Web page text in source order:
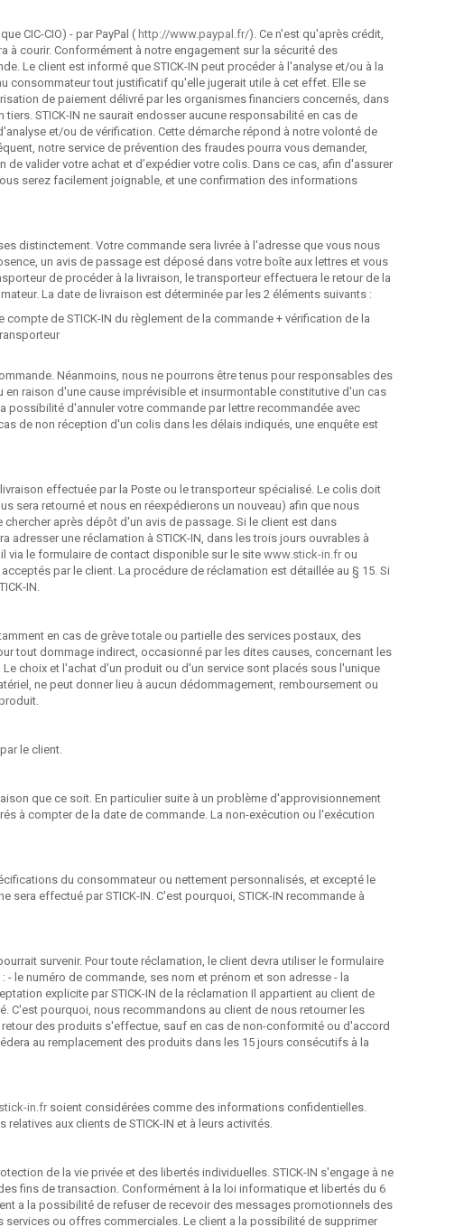
CIC-CIO) - par PayPal ( http://www.paypal.fr/). Ce n'est qu'après crédit,
à courir. Conformément à notre engagement sur la sécurité des
Le client est informé que STICK-IN peut procéder à l'analyse et/ou à la
consommateur tout justificatif qu'elle jugerait utile à cet effet. Elle se
de paiement délivré par les organismes financiers concernés, dans
STICK-IN ne saurait endosser aucune responsabilité en cas de
et/ou de vérification. Cette démarche répond à notre volonté de
notre service de prévention des fraudes pourra vous demander,
valider votre achat et d’expédier votre colis. Dans ce cas, afin d'assurer
serez facilement joignable, et une confirmation des informations
distinctement. Votre commande sera livrée à l'adresse que vous nous
un avis de passage est déposé dans votre boîte aux lettres et vous
de procéder à la livraison, le transporteur effectuera le retour de la
La date de livraison est déterminée par les 2 éléments suivants :
de STICK-IN du règlement de la commande + vérification de la
Néanmoins, nous ne pourrons être tenus pour responsables des
raison d'une cause imprévisible et insurmontable constitutive d'un cas
possibilité d'annuler votre commande par lettre recommandée avec
de non réception d'un colis dans les délais indiqués, une enquête est
effectuée par la Poste ou le transporteur spécialisé. Le colis doit
sera retourné et nous en réexpédierons un nouveau) afin que nous
après dépôt d'un avis de passage. Si le client est dans
une réclamation à STICK-IN, dans les trois jours ouvrables à
via le formulaire de contact disponible sur le site www.stick-in.fr ou
par le client. La procédure de réclamation est détaillée au § 15. Si
IN.
en cas de grève totale ou partielle des services postaux, des
tout dommage indirect, occasionné par les dites causes, concernant les
choix et l'achat d'un produit ou d'un service sont placés sous l'unique
ne peut donner lieu à aucun dédommagement, remboursement ou
le client.
que ce soit. En particulier suite à un problème d'approvisionnement
à compter de la date de commande. La non-exécution ou l'exécution
du consommateur ou nettement personnalisés, et excepté le
effectué par STICK-IN. C'est pourquoi, STICK-IN recommande à
survenir. Pour toute réclamation, le client devra utiliser le formulaire
le numéro de commande, ses nom et prénom et son adresse - la
explicite par STICK-IN de la réclamation Il appartient au client de
C'est pourquoi, nous recommandons au client de nous retourner les
des produits s'effectue, sauf en cas de non-conformité ou d'accord
au remplacement des produits dans les 15 jours consécutifs à la
in.fr soient considérées comme des informations confidentielles.
aux clients de STICK-IN et à leurs activités.
de la vie privée et des libertés individuelles. STICK-IN s'engage à ne
fins de transaction. Conformément à la loi informatique et libertés du 6
a la possibilité de refuser de recevoir des messages promotionnels des
services ou offres commerciales. Le client a la possibilité de supprimer